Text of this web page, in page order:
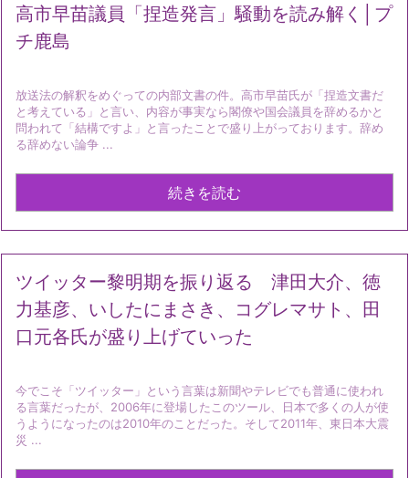
高市早苗議員「捏造発言」騒動を読み解く│プ
チ鹿島
放送法の解釈をめぐっての内部文書の件。高市早苗氏が「捏造文書だ
と考えている」と言い、内容が事実なら閣僚や国会議員を辞めるかと
問われて「結構ですよ」と言ったことで盛り上がっております。辞め
る辞めない論争 ...
続きを読む
ツイッター黎明期を振り返る 津田大介、徳
力基彦、いしたにまさき、コグレマサト、田
口元各氏が盛り上げていった
今でこそ「ツイッター」という言葉は新聞やテレビでも普通に使われ
る言葉だったが、2006年に登場したこのツール、日本で多くの人が使
うようになったのは2010年のことだった。そして2011年、東日本大震
災 ...